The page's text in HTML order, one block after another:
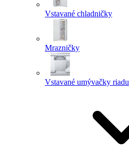
Vstavané chladničky
Mrazničky
Vstavané umývačky riadu